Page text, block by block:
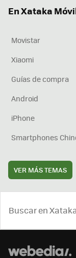
En Xataka
Movistar
Xiaomi
Guías de compra
Android
iPhone
Smartphones
VER MÁS TEMAS